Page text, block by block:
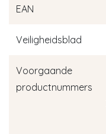
EAN
Veiligheidsblad
Voorgaande
productnummers